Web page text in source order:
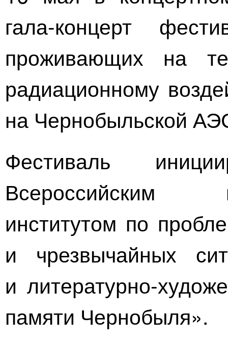
гала-концерт
проживающих на
радиационному
на Чернобыльской
Фестиваль
Всероссийским
институтом по
и чрезвычайных
и литературно-
памяти Чернобыля».